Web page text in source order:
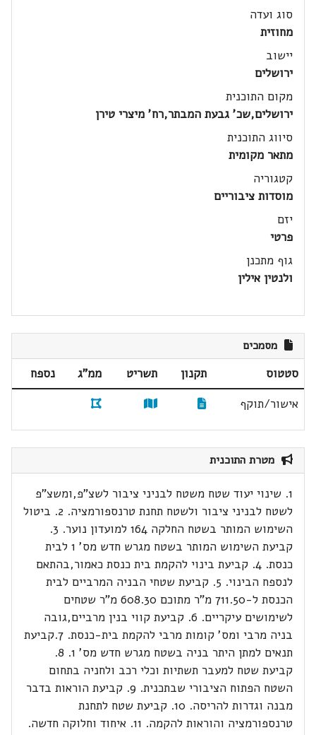
סוג ועדה
מחוזית
יישוב
ירושלים
מקום התוכנית
ירושלים,שכ' גבעת המבתר,רח' מיצרי טירן
סיווג התוכנית
מתאר מקומית
קטגוריה
מוסדות ציבוריים
יזם
פרטי
גוף מתכנן
ולנטין אילין
מסמכים
סטטוס תקנון תשריט ממ"ג
נספח
אישור/תוקף
מטרת התוכנית
1. שינוי יעוד שטח משטח לבניני ציבור לשצ"פ,ומשצ"פ
לשטח לבניני ציבור ולשטח תחנת טרנספורמציה. 2. ביטול
השימוש המותר בשטח החלקה 164 למועדון נוער. 3.
קביעת השימוש המותר בשטח מגרש חדש מס' 1 לבית
כנסת. 4. קביעת בינוי להקמת בית כנסת כאמור,בהתאם
לנספח הבינוי. 5. קביעת שטחי הבניה המרביים לבית
הכנסת ל-711.50 מ"ר מתוכם 608.30 מ"ר שטחים
לשימושים עיקריים. 6. קביעת קווי בנין מרביים,גובה
בניה מרבי ומס' קומות מרבי להקמת בית-כנסת. 7.קביעת
תנאים למתן היתר בניה בשטח מגרש חדש מס' 1. 8.
קביעת שטח למעבר תשתיות וכלי רכב ולחניה בתחום
השטח הפתוח הציבורי שבתכנית. 9. קביעת הוראות בדבר
מבנה וגדרות להריסה. 10. קביעת שטח לתחנת
טרנספורמציה והוראות להקמה. 11. איחוד וחלוקה חדשה.